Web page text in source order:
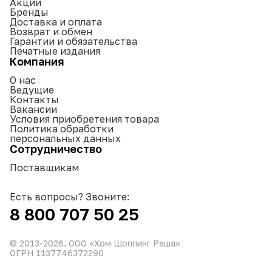
Бренды
Доставка и оплата
Возврат и обмен
Гарантии и обязательства
Печатные издания
Компания
О нас
Ведущие
Контакты
Вакансии
Условия приобретения товара
Политика обработки
персональных данных
Сотрудничество
Поставщикам
Есть вопросы? Звоните:
8 800 707 50 25
© 2013-2026. ООО «Хом Шоппинг Раша»
ОГРН 1137746372290